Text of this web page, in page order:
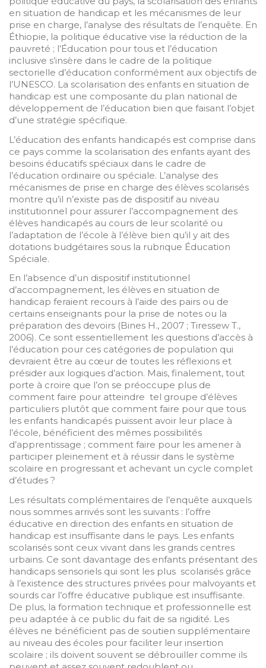
en situation de handicap et les mécanismes de leur
prise en charge, l’analyse des résultats de l’enquête. En
Éthiopie, la politique éducative vise la réduction de la
pauvreté ; l’Éducation pour tous et l’éducation
inclusive s’insère dans le cadre de la politique
sectorielle d’éducation conformément aux objectifs de
l’UNESCO. La scolarisation des enfants en situation de
handicap est une composante du plan national de
développement de l’éducation bien que faisant l’objet
d’une stratégie spécifique.
L’éducation des enfants handicapés est comprise dans
ce pays comme la scolarisation des enfants ayant des
besoins éducatifs spéciaux dans le cadre de
l’éducation ordinaire ou spéciale. L’analyse des
mécanismes de prise en charge des élèves scolarisés
montre qu’il n’existe pas de dispositif au niveau
institutionnel pour assurer l’accompagnement des
élèves handicapés au cours de leur scolarité ou
l’adaptation de l’école à l’élève bien qu’il y ait des
dotations budgétaires sous la rubrique Éducation
Spéciale.
En l’absence d’un dispositif institutionnel
d’accompagnement, les élèves en situation de
handicap feraient recours à l’aide des pairs ou de
certains enseignants pour la prise de notes ou la
préparation des devoirs (Bines H., 2007 ; Tiressew T.,
2006). Ce sont essentiellement les questions d’accès à
l’éducation pour ces catégories de population qui
devraient être au cœur de toutes les réflexions et
présider aux logiques d’action. Mais, finalement, tout
porte à croire que l’on se préoccupe plus de
comment faire pour atteindre tel groupe d’élèves
particuliers plutôt que comment faire pour que tous
les enfants handicapés puissent avoir leur place à
l’école, bénéficient des mêmes possibilités
d’apprentissage ; comment faire pour les amener à
participer pleinement et à réussir dans le système
scolaire en progressant et achevant un cycle complet
d’études ?
Les résultats complémentaires de l’enquête auxquels
nous sommes arrivés sont les suivants : l’offre
éducative en direction des enfants en situation de
handicap est insuffisante dans le pays. Les enfants
scolarisés sont ceux vivant dans les grands centres
urbains. Ce sont davantage des enfants présentant des
handicaps sensoriels qui sont les plus scolarisés grâce
à l’existence des structures privées pour malvoyants et
sourds car l’offre éducative publique est insuffisante.
De plus, la formation technique et professionnelle est
peu adaptée à ce public du fait de sa rigidité. Les
élèves ne bénéficient pas de soutien supplémentaire
au niveau des écoles pour faciliter leur insertion
scolaire ; ils doivent souvent se débrouiller comme ils